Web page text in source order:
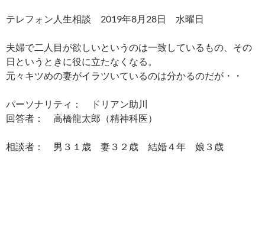
テレフォン人生相談 2019年8月28日 水曜日
夫婦で二人目が欲しいというのは一致しているもの、その
日というときに役に立たなくなる。
元々キツめの妻がイラツいているのは分かるのだが・・
パーソナリティ： ドリアン助川
回答者： 高橋龍太郎（精神科医）
相談者： 男３１歳 妻３２歳 結婚４年 娘３歳